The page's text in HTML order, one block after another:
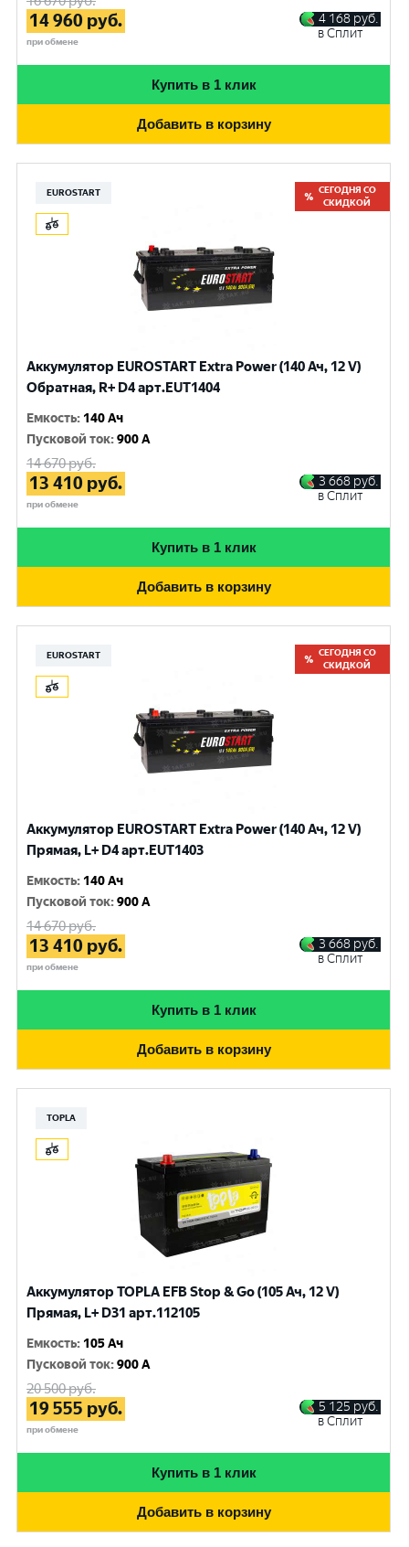
14 960 руб.
при обмене
4 168 руб.
в Сплит
Купить в 1 клик
Добавить в корзину
EUROSTART
СЕГОДНЯ СО
СКИДКОЙ
Аккумулятор EUROSTART Extra Power (140 Ач, 12 V)
Обратная, R+ D4 арт.EUT1404
Емкость: 140 Ач
Пусковой ток:900 A
14 670руб.
13 410 руб.
при обмене
3 668 руб.
в Сплит
Купить в 1 клик
Добавить в корзину
EUROSTART
СЕГОДНЯ СО
СКИДКОЙ
Аккумулятор EUROSTART Extra Power (140 Ач, 12 V)
Прямая, L+ D4 арт.EUT1403
Емкость: 140 Ач
Пусковой ток:900 A
14 670руб.
13 410 руб.
при обмене
3 668 руб.
в Сплит
Купить в 1 клик
Добавить в корзину
TOPLA
Аккумулятор TOPLA EFB Stop & Go (105 Ач, 12 V)
Прямая, L+ D31 арт.112105
Емкость: 105 Ач
Пусковой ток:900 A
20 500руб.
19 555 руб.
при обмене
5 125 руб.
в Сплит
Купить в 1 клик
Добавить в корзину